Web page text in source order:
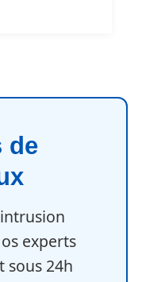
de
experts
sous 24h